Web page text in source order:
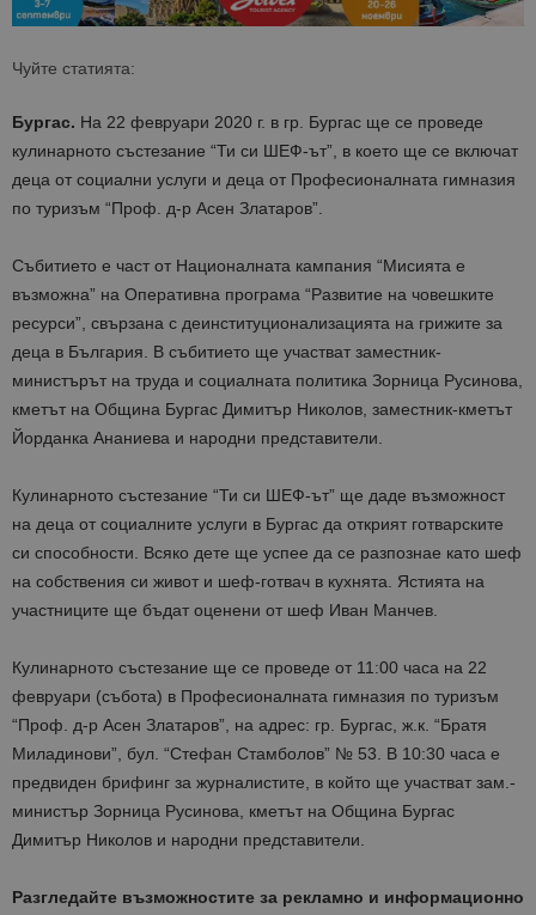
Чуйте статията:
Бургас. На 22 февруари 2020 г. в гр. Бургас ще се проведе
кулинарното състезание “Ти си ШЕФ-ът”, в което ще се включат
деца от социални услуги и деца от Професионалната гимназия
по туризъм “Проф. д-р Асен Златаров”.
Събитието е част от Националната кампания “Мисията е
възможна” на Оперативна програма “Развитие на човешките
ресурси”, свързана с деинституционализацията на грижите за
деца в България. В събитието ще участват заместник-
министърът на труда и социалната политика Зорница Русинова,
кметът на Община Бургас Димитър Николов, заместник-кметът
Йорданка Ананиева и народни представители.
Кулинарното състезание “Ти си ШЕФ-ът” ще даде възможност
на деца от социалните услуги в Бургас да открият готварските
си способности. Всяко дете ще успее да се разпознае като шеф
на собствения си живот и шеф-готвач в кухнята. Ястията на
участниците ще бъдат оценени от шеф Иван Манчев.
Кулинарното състезание ще се проведе от 11:00 часа на 22
февруари (събота) в Професионалната гимназия по туризъм
“Проф. д-р Асен Златаров”, на адрес: гр. Бургас, ж.к. “Братя
Миладинови”, бул. “Стефан Стамболов” № 53. В 10:30 часа е
предвиден брифинг за журналистите, в който ще участват зам.-
министър Зорница Русинова, кметът на Община Бургас
Димитър Николов и народни представители.
Разгледайте възможностите за рекламно и информационно